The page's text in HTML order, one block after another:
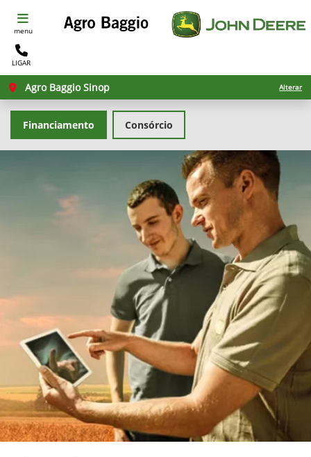
menu
LIGAR
Agro Baggio Sinop Alterar
Consórcio
Financiamento